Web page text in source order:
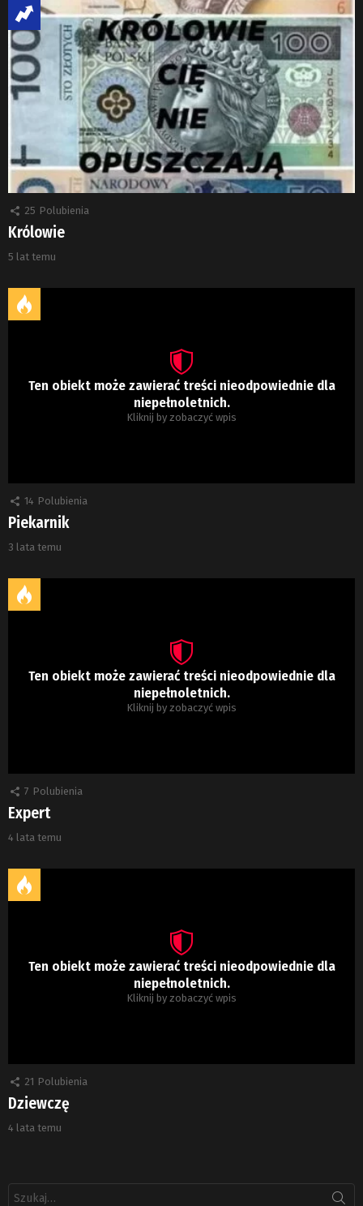
25 Polubienia
Królowie
5 lat temu
Ten obiekt może zawierać treści nieodpowiednie dla
niepełnoletnich.
Kliknij by zobaczyć wpis
14 Polubienia
Piekarnik
3 lata temu
Ten obiekt może zawierać treści nieodpowiednie dla
niepełnoletnich.
Kliknij by zobaczyć wpis
7 Polubienia
Expert
4 lata temu
Ten obiekt może zawierać treści nieodpowiednie dla
niepełnoletnich.
Kliknij by zobaczyć wpis
21 Polubienia
Dziewczę
4 lata temu